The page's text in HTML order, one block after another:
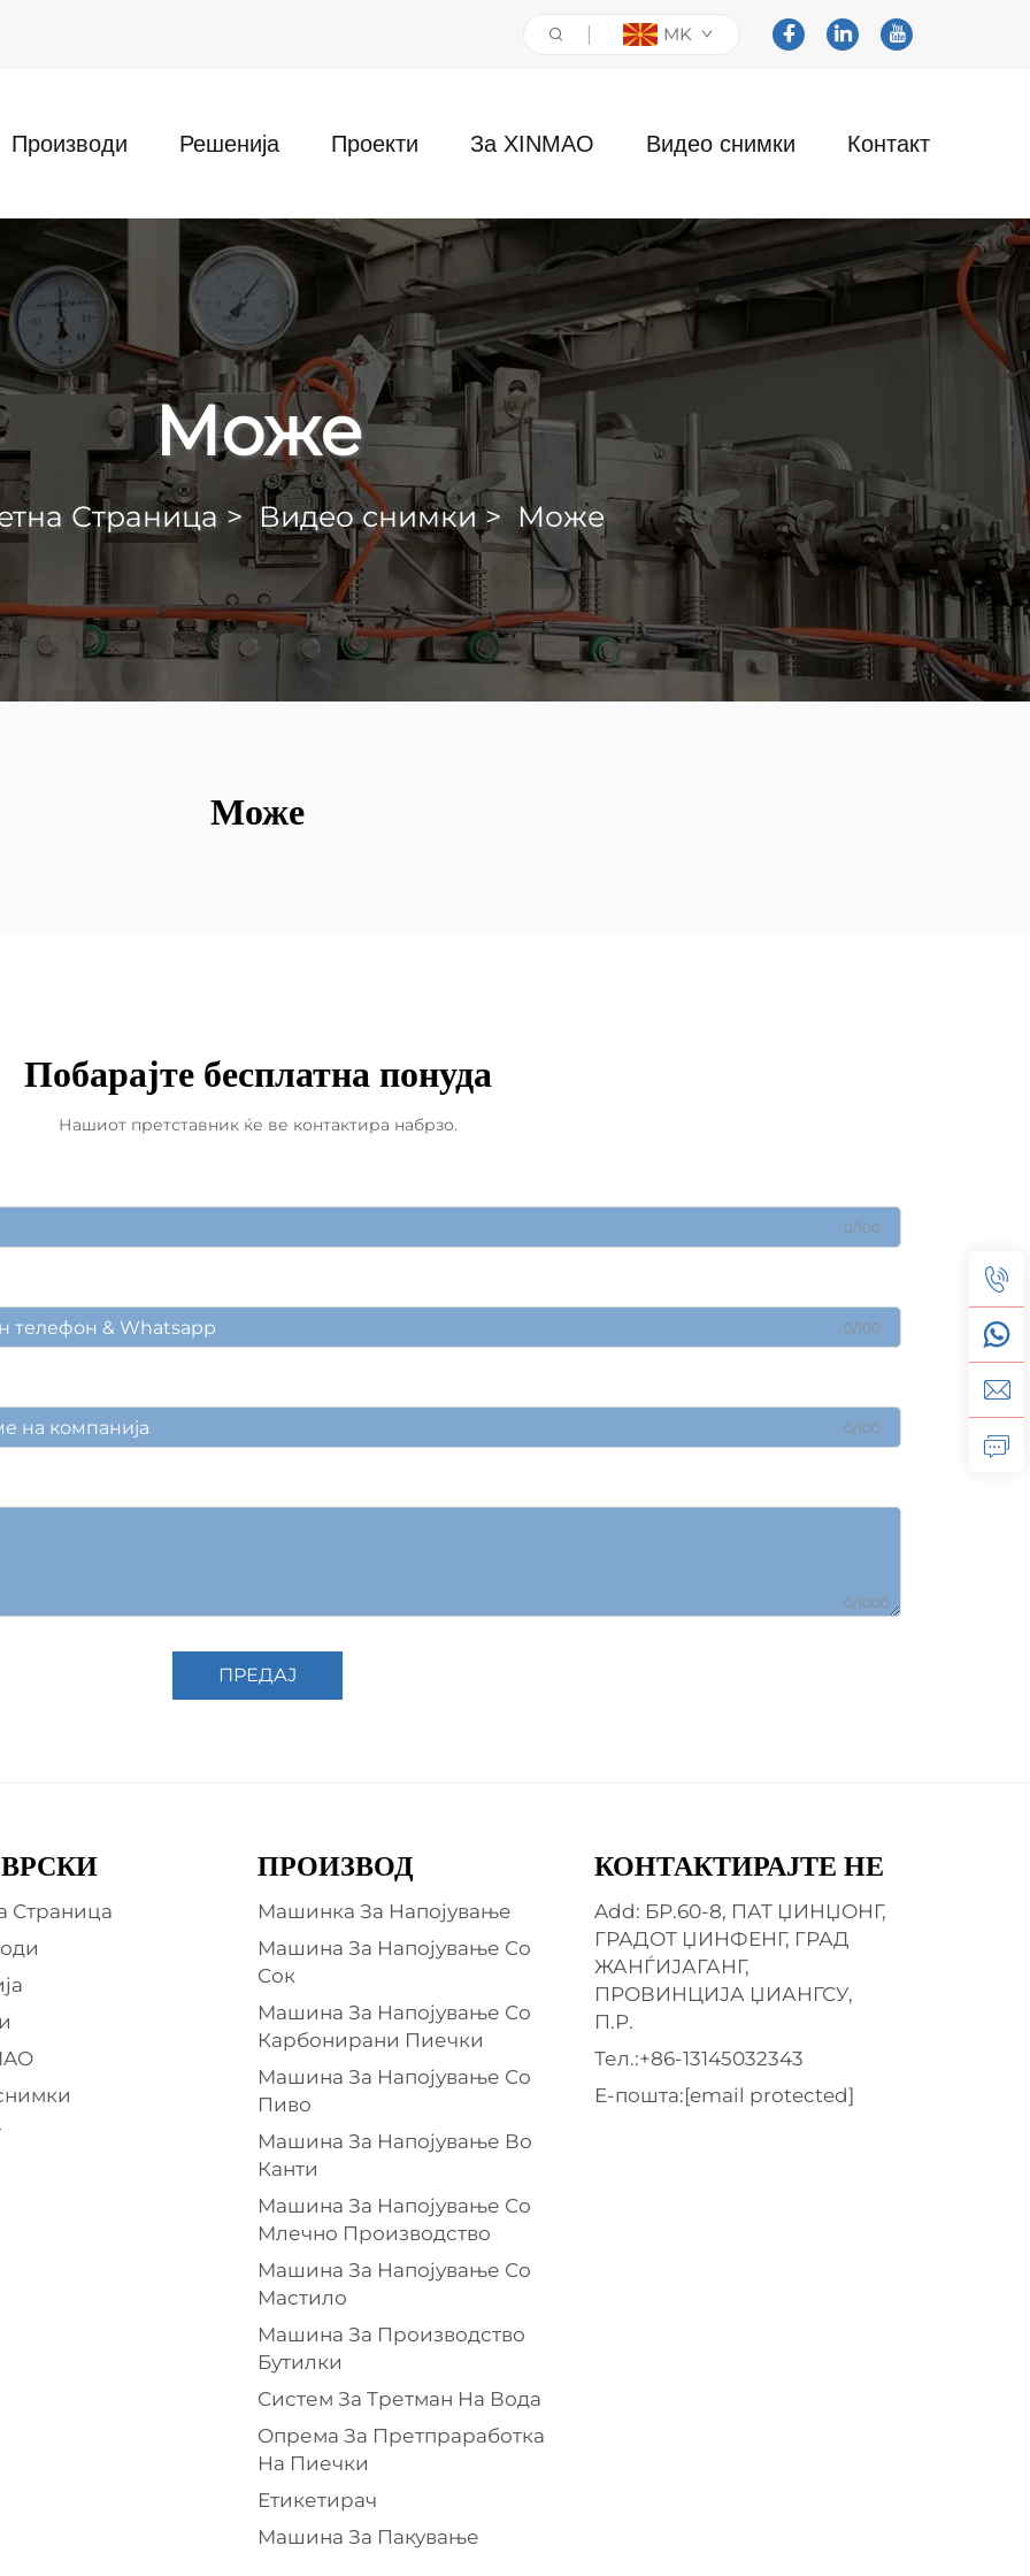
MK
Производи Решенија Проекти За XINMAO Видео снимки Контакт
Може
Страница >Видео снимки> Може
Може
Побарајте бесплатна понуда
Нашиот претставник ќе ве контактира набрзо.
0/100
0/100
0/100
0/1000
ПРЕДАЈ
Страница
ПРОИЗВОД
Машинка За Напојување
Машина За Напојување Со
Сок
Машина За Напојување Со
Карбонирани Пиечки
Машина За Напојување Со
Пиво
Машина За Напојување Во
Канти
Машина За Напојување Со
Млечно Производство
Машина За Напојување Со
Мастило
Машина За Производство
Бутилки
Систем За Третман На Вода
Опрема За Претпраработка
На Пиечки
Етикетирач
Машина За Пакување
КОНТАКТИРАЈТЕ НЕ
Add: БР.60-8, ПАТ ЏИНЏОНГ,
ГРАДОТ ЏИНФЕНГ, ГРАД
ЖАНЃИЈАГАНГ,
ПРОВИНЦИЈА ЏИАНГСУ,
П.Р.
Тел.:+86-13145032343
Е-пошта:[email protected]